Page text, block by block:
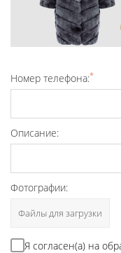
Номер телефона:*
Описание:
Фотографии:
Файлы для загрузки
Я согласен(а) на